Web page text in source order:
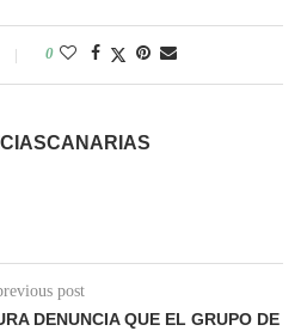
0
post
DENUNCIA QUE EL GRUPO DE